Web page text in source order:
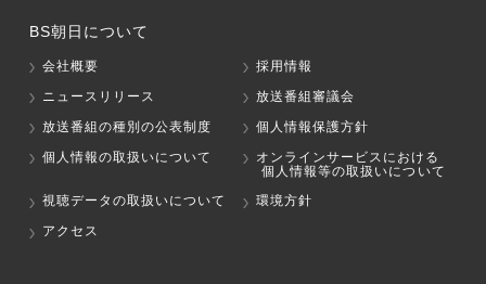
BS朝日について
会社概要
採用情報
ニュースリリース
放送番組審議会
放送番組の種別の公表制度
個人情報保護方針
個人情報の取扱いについて
オンラインサービスにおける
個人情報等の取扱いについて
視聴データの取扱いについて
環境方針
アクセス